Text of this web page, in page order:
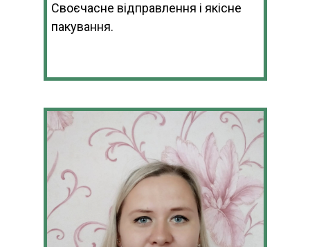
Своєчасне відправлення і якісне
пакування.